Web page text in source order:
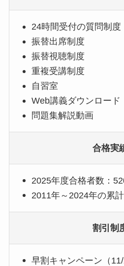
24時間受付の質問制度
振替出席制度
振替視聴制度
重複受講制度
自習室
Web講義ダウンロード
問題集解説動画
合格実
2025年度合格者数：
2011年～2024年の累
割引制
早割キャンペーン（